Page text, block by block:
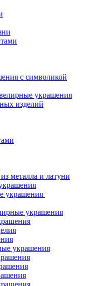
с символикой
украшения
изделий
металла и латуни
украшения
украшения
украшения